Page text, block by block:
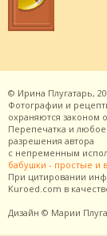
© Ирина Плугатарь,
Фотографии и
охраняются законом
Перепечатка и
разрешения автора
с непременным
бабушки - простые и
При цитировании
Kuroed.com в
Дизайн © Марии